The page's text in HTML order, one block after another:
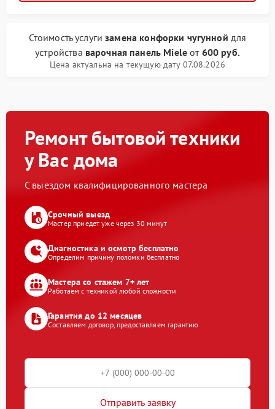
Стоимость услугизамена конфорки чугунной для
устройства варочная панель Miele от 600 руб.
Цена актуальна на текущую дату 07.08.2026
Ремонт бытовой техники
у Вас дома
С выездом квалифицированного мастера
Срочный выезд
Мастер приедет уже через 30 минут
Диагностика и осмотр бесплатно
Определим причину поломки бесплатно
Мастера со стажем 7+ лет
Работаем с техникой любой сложности
Гарантия до 12 месяцев
Составляем договор, предоставляем гарантию
Отправить заявку